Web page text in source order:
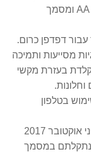
5568) לנגישות תכנים באינטרנט ברמת AA ומסמך
עבור דפדפן כרום.
מסייעות ותמיכה
בעזרת מקשי
בטלפון
מסמכים או סרטוני וידאו שעלו לאתר לפני אוקטובר 2017
במסמך